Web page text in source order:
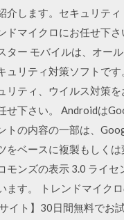
介します。セキュリテ
ドマイクロにお任せ下さ
ター モバイルは、オー
ュリティ対策ソフトで
リティ、ウイルス対策
せ下さい。 Androidは
トの内容の一部は、
をベースに複製もしくは
モンズの表示 3.0 ライセ
ます。 トレンドマイク
イト】30日間無料でお